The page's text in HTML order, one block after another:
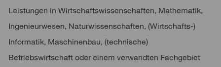
Leistungen in Wirtschaftswissenschaften, Mathematik,
Ingenieurwesen, Naturwissenschaften, (Wirtschafts-)
Informatik, Maschinenbau, (technische)
Betriebswirtschaft oder einem verwandten Fachgebiet